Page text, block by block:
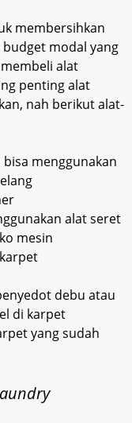
membersihkan
modal yang
alat
penting alat
nah berikut alat-
menggunakan
alat seret
mesin
debu atau
di karpet
yang sudah